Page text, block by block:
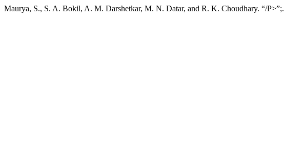
Maurya, S., S. A. Bokil, A. M. Darshetkar, M. N. Datar, and R. K. Choudhary. “/P>”;.